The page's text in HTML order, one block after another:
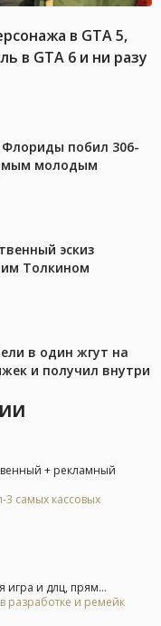
в GTA 5,
в GTA 6 и ни разу
Флориды побил 306-
молодым
эскиз
Толкином
в один жгут на
и получил внутри
+ рекламный
самых кассовых
игра и длц, прям...
разработке и ремейк